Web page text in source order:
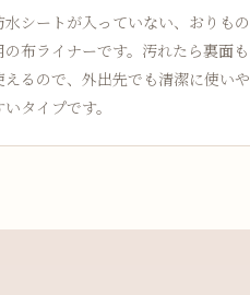
水シートが入っていない、おりもの
の布ライナーです。汚れたら裏面も
えるので、外出先でも清潔に使いや
いタイプです。